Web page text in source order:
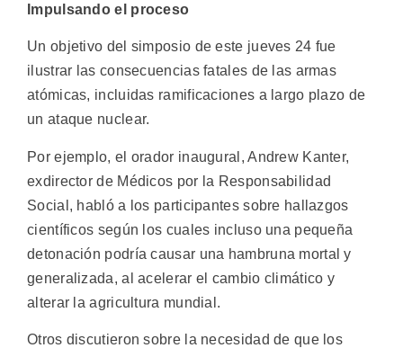
Impulsando el proceso
Un objetivo del simposio de este jueves 24 fue
ilustrar las consecuencias fatales de las armas
atómicas, incluidas ramificaciones a largo plazo de
un ataque nuclear.
Por ejemplo, el orador inaugural, Andrew Kanter,
exdirector de Médicos por la Responsabilidad
Social, habló a los participantes sobre hallazgos
científicos según los cuales incluso una pequeña
detonación podría causar una hambruna mortal y
generalizada, al acelerar el cambio climático y
alterar la agricultura mundial.
Otros discutieron sobre la necesidad de que los